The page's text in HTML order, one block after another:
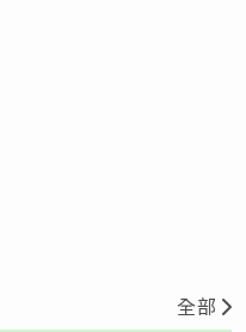
全部